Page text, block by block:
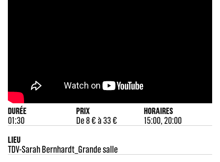
DURÉE
01:30
PRIX
De 8 € à 33 €
HORAIRES
15:00, 20:00
LIEU
TDV-Sarah Bernhardt_Grande salle